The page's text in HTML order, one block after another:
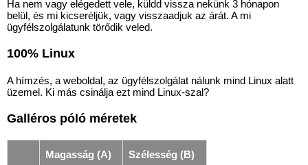
Ha nem vagy elégedett vele, küldd vissza nekünk 3 hónapon
belül, és mi kicseréljük, vagy visszaadjuk az árát. A mi
ügyfélszolgálatunk törődik veled.
100% Linux
A hímzés, a weboldal, az ügyfélszolgálat nálunk mind Linux alatt
üzemel. Ki más csinálja ezt mind Linux-szal?
Galléros póló méretek
Magasság (A) Szélesség (B)